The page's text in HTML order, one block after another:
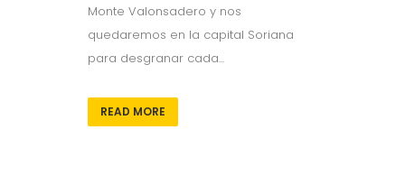
Monte Valonsadero y nos
quedaremos en la capital Soriana
para desgranar cada...
READ MORE